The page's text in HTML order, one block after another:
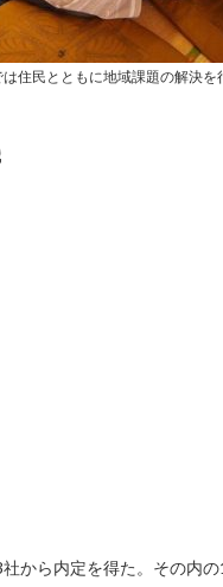
住民とともに地域課題の解決を
から内定を得た。その内